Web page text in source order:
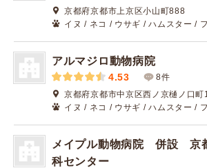
京都府京都市上京区小山町888
イヌ / ネコ / ウサギ / ハムスター /
アルマジロ動物病院
4.53
8件
京都府京都市中京区西ノ京樋ノ口町
イヌ / ネコ / ウサギ / ハムスター /
メイプル動物病院 併設 京
科センター